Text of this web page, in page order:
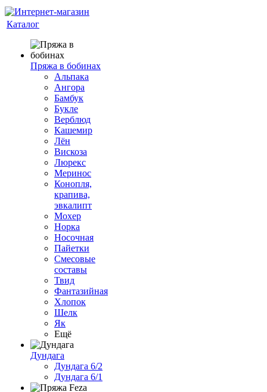
Каталог
Пряжа в бобинах
Альпака
Ангора
Бамбук
Букле
Верблюд
Кашемир
Лён
Вискоза
Люрекс
Меринос
Конопля,
крапива,
эвкалипт
Мохер
Норка
Носочная
Пайетки
Смесовые
составы
Твид
Фантазийная
Хлопок
Шелк
Як
Ещё
Дундага
Дундага 6/2
Дундага 6/1